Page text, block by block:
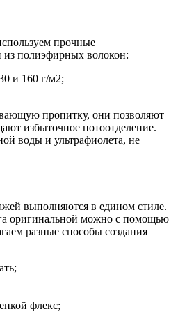
прочные
полиэфирных волокон:
и 160 г/м2;
пропитку, они позволяют
избыточное потоотделение.
воды и ультрафиолета, не
выполняются в едином стиле.
оригинальной можно с помощью
разные способы создания
флекс;